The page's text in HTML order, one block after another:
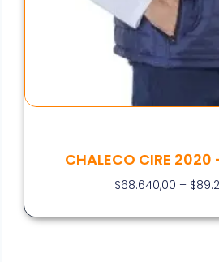
CHALECO CIRE 2020
$68.640,00 – $